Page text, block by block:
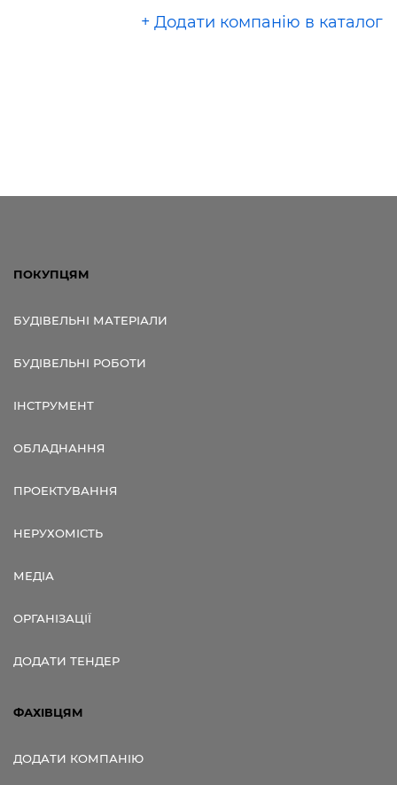
+ Додати компанію в каталог
ПОКУПЦЯМ
БУДІВЕЛЬНІ МАТЕРІАЛИ
БУДІВЕЛЬНІ РОБОТИ
ІНСТРУМЕНТ
ОБЛАДНАННЯ
ПРОЕКТУВАННЯ
НЕРУХОМІСТЬ
МЕДІА
ОРГАНІЗАЦІЇ
ДОДАТИ ТЕНДЕР
ФАХІВЦЯМ
ДОДАТИ КОМПАНІЮ